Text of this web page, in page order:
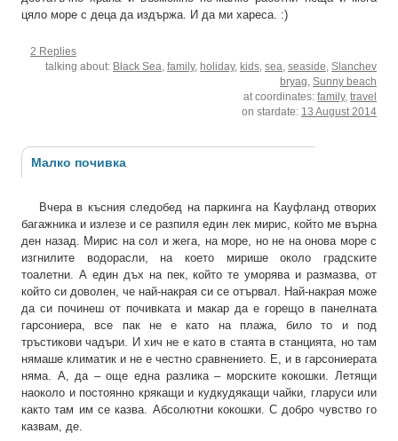
цяло море с деца да издържа. И да ми хареса. :)
2 Replies
talking about: Black Sea family, holiday, kids sea seaside Slanchev
bryag Sunny beach
at coordinates: family, travel
on stardate: 13 August 2014
Малко почивка
Вчера в късния следобед на паркинга на Кауфланд отворих
багажника и излезе и се разпиля един лек мирис, който ме върна
ден назад. Мирис на сол и жега, на море, но не на онова море с
изгнилите водорасли, на което мирише около градските
тоалетни. А един дъх на пек, който те уморява и размазва, от
който си доволен, че най-накрая си се отървал. Най-накрая може
да си починеш от почивката и макар да е горещо в панелната
гарсониера, все пак не е като на плажа, било то и под
тръстикови чадъри. И хич не е като в стаята в станцията, но там
нямаше климатик и не е честно сравнението. Е, и в гарсониерата
няма. А, да – още една разлика – морските кокошки. Летящи
наоколо и постоянно крякащи и кудкудякащи чайки, гларуси или
както там им се казва. Абсолютни кокошки. С добро чувство го
казвам, де.